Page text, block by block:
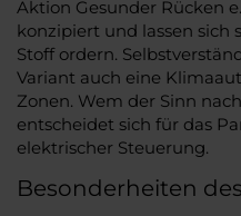
Aktion Gesunder Rücken
konzipiert und lassen sich
Stoff ordern.
Variant auch eine
Zonen. Wem der Sinn
entscheidet sich für das
elektrischer Steuerung.
Besonderheiten